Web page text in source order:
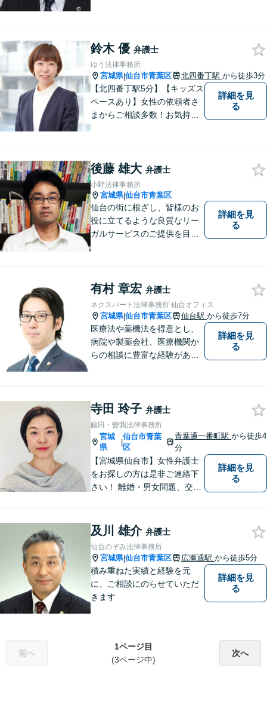
是非一度ご相談ください。
鈴木 優 弁護士
ゆう法律事務所
宮城県|仙台市青葉区 北四番丁駅 から徒歩3分
【北四番丁駅5分】【キッズス
ペースあり】女性の依頼者さ
まからご相談多数！お気持ち
料請求／親権・養育費【労働
問題】マタハラなど女性特有
のトラブルに迅速に対応【初
回相談無料】
詳細を見
る
後藤 雄大 弁護士
小野法律事務所
宮城県|仙台市青葉区
仙台の街に根ざし、皆様のお
役に立てるような良質なリー
ガルサービスのご提供を目指
詳細を見
る
有村 章宏 弁護士
ネクスパート法律事務所 仙台オフィス
宮城県|仙台市青葉区 仙台駅 から徒歩7分
医療法や薬機法を得意とし、
病院や製薬会社、医療機関か
らの相談に豊富な経験があり
ニケーション力」「リサーチ
力」をフルに用いて、真の救
済を目指します。【分割払い
可】
詳細を見
る
寺田 玲子 弁護士
藤田・曽我法律事務所
宮城
県
|
仙台市青葉
区
青葉通一番町駅から徒歩4
分
【宮城県仙台市】女性弁護士
をお探しの方は是非ご連絡下
さい！ 離婚・男女問題、交通
問題・破産、犯罪被害者事件
を多く扱っています。 相談し
てよかった、と多くの声をい
ただいています。
詳細を見
る
及川 雄介 弁護士
仙台のぞみ法律事務所
宮城県|仙台市青葉区 広瀬通駅 から徒歩5分
積み重ねた実績と経験を元
に、ご相談にのらせていただ
きます
詳細を見
る
前へ
1ページ目
(3ページ中)
次へ